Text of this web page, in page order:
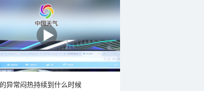
异常闷热持续到什么时候